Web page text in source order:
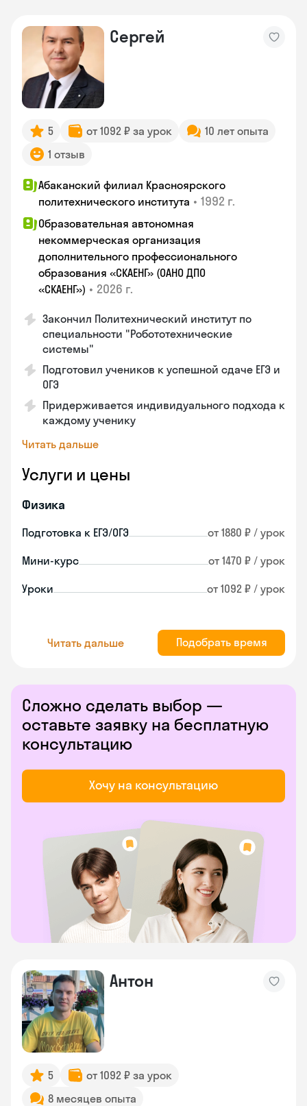
Сергей
5 от 1092 ₽ за урок
10 лет опыта
1 отзыв
Абаканский филиал Красноярского
политехнического института • 1992 г.
Образовательная автономная
некоммерческая организация
дополнительного профессионального
образования «СКАЕНГ» (ОАНО ДПО
«СКАЕНГ») • 2026 г.
Закончил Политехнический институт по
специальности "Робототехнические
системы"
Подготовил учеников к успешной сдаче ЕГЭ и
ОГЭ
Придерживается индивидуального подхода к
каждому ученику
Читать дальше
Услуги и цены
Физика
Подготовка к ЕГЭ/ОГЭ от 1880 ₽ / урок
Мини-курс от 1470 ₽ / урок
Уроки от 1092 ₽ / урок
Читать дальше Подобрать время
Сложно сделать выбор —
оставьте заявку на бесплатную
консультацию
Хочу на консультацию
Антон
5
от 1092 ₽ за урок
8 месяцев опыта